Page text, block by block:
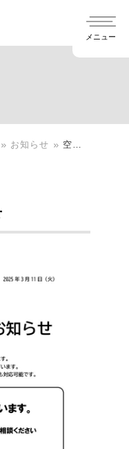
案内
いの郷
グループ
デイホーム
メニュー
お知らせ
空床